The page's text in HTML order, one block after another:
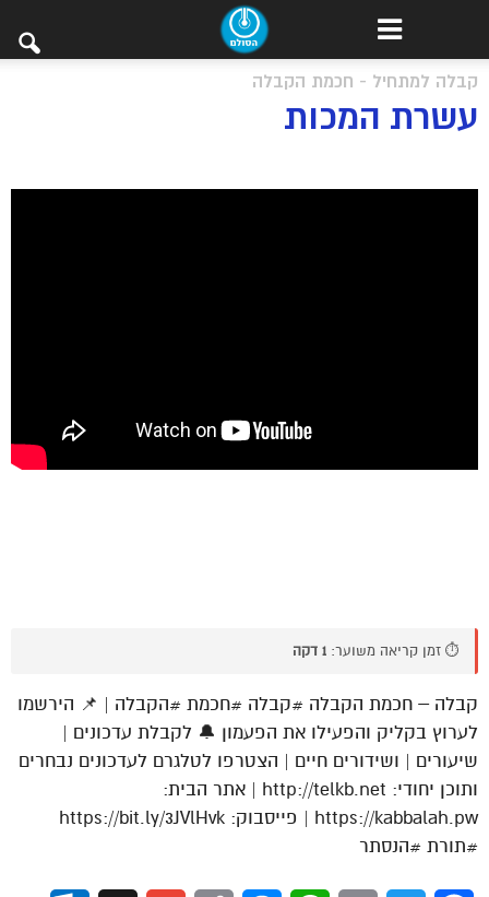
קבלה למתחיל - חכמת הקבלה
עשרת המכות
⏱️ זמן קריאה משוער: 1 דקה
קבלה – חכמת הקבלה #קבלה #חכמת #הקבלה | 📌 הירשמו
לערוץ בקליק והפעילו את הפעמון 🔔 לקבלת עדכונים |
שיעורים | ושידורים חיים | הצטרפו לטלגרם לעדכונים נבחרים
ותוכן יחודי: http://telkb.net | אתר הבית:
https://kabbalah.pw | פייסבוק: https://bit.ly/3JVlHvk
#תורת #הנסתר